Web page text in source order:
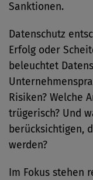
Sanktionen.
Datenschutz
Erfolg oder
beleuchtet
Risiken? Welche
trügerisch? Und
berücksichtigen,
werden?
Im Fokus stehen